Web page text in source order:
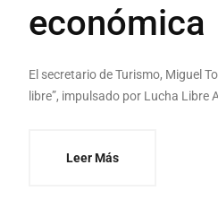
económica
El secretario de Turismo, Miguel
libre”, impulsado por Lucha Libre
Leer Más